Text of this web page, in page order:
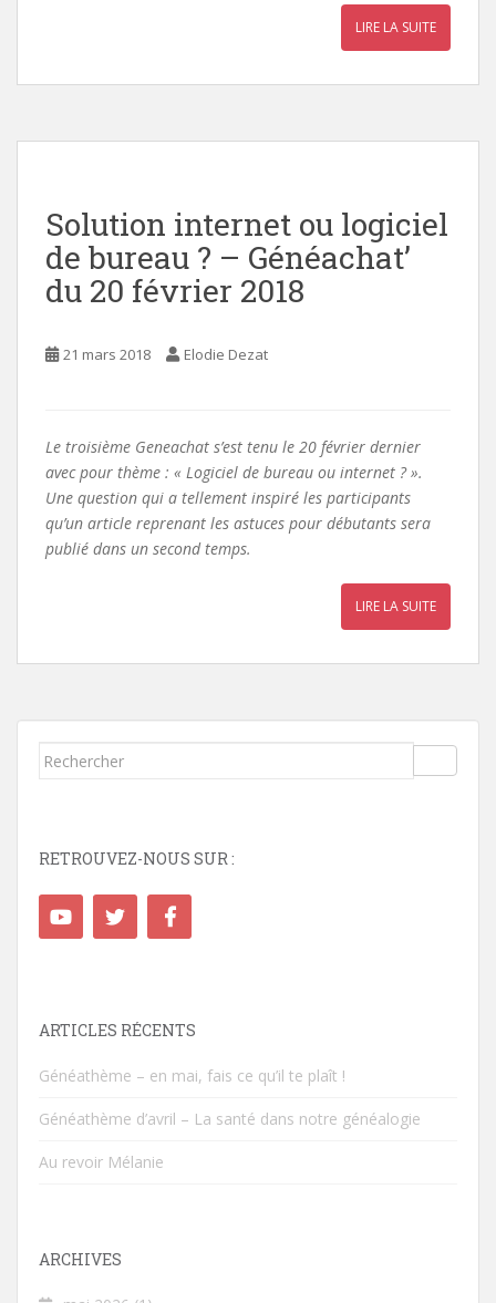
LIRE LA SUITE
Solution internet ou logiciel
de bureau ? – Généachat’
du 20 février 2018
21 mars 2018 Elodie Dezat
Le troisième Geneachat s’est tenu le 20 février dernier
avec pour thème : « Logiciel de bureau ou internet ? ».
Une question qui a tellement inspiré les participants
qu’un article reprenant les astuces pour débutants sera
publié dans un second temps.
LIRE LA SUITE
Rechercher...
RETROUVEZ-NOUS SUR :
ARTICLES RÉCENTS
Généathème – en mai, fais ce qu’il te plaît !
Généathème d’avril – La santé dans notre généalogie
Au revoir Mélanie
ARCHIVES